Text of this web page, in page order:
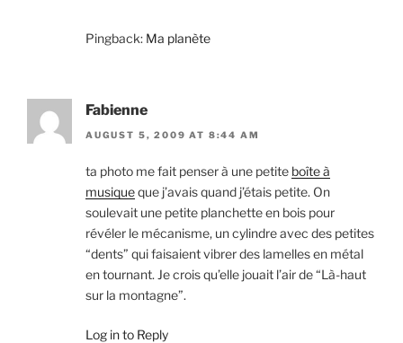
Pingback: Ma planète
Fabienne
AUGUST 5, 2009 AT 8:44 AM
ta photo me fait penser à une petite boîte à
musiqueque j’avais quand j’étais petite. On
soulevait une petite planchette en bois pour
révéler le mécanisme, un cylindre avec des petites
“dents” qui faisaient vibrer des lamelles en métal
en tournant. Je crois qu’elle jouait l’air de “Là-haut
sur la montagne”.
Log in to Reply